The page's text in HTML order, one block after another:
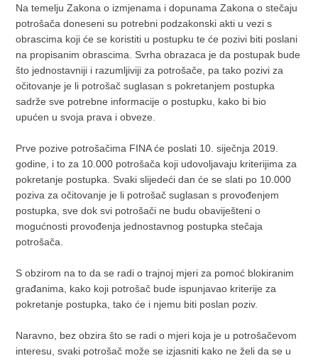
Na temelju Zakona o izmjenama i dopunama Zakona o stečaju
potrošača doneseni su potrebni podzakonski akti u vezi s
obrascima koji će se koristiti u postupku te će pozivi biti poslani
na propisanim obrascima. Svrha obrazaca je da postupak bude
što jednostavniji i razumljiviji za potrošače, pa tako pozivi za
očitovanje je li potrošač suglasan s pokretanjem postupka
sadrže sve potrebne informacije o postupku, kako bi bio
upućen u svoja prava i obveze.
Prve pozive potrošačima FINA će poslati 10. siječnja 2019.
godine, i to za 10.000 potrošača koji udovoljavaju kriterijima za
pokretanje postupka. Svaki slijedeći dan će se slati po 10.000
poziva za očitovanje je li potrošač suglasan s provođenjem
postupka, sve dok svi potrošači ne budu obaviješteni o
mogućnosti provođenja jednostavnog postupka stečaja
potrošača.
S obzirom na to da se radi o trajnoj mjeri za pomoć blokiranim
građanima, kako koji potrošač bude ispunjavao kriterije za
pokretanje postupka, tako će i njemu biti poslan poziv.
Naravno, bez obzira što se radi o mjeri koja je u potrošačevom
interesu, svaki potrošač može se izjasniti kako ne želi da se u